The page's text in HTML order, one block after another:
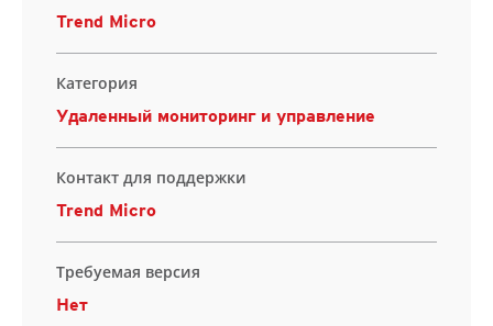
Trend Micro
Категория
Удаленный мониторинг и управление
Контакт для поддержки
Trend Micro
Требуемая версия
Нет